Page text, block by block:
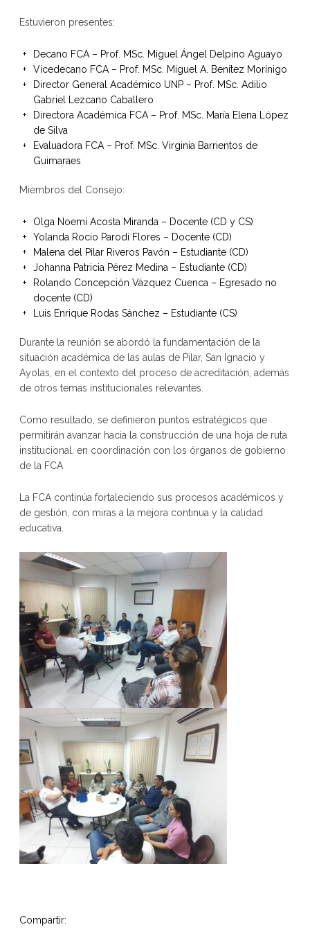
Estuvieron presentes:
Decano FCA – Prof. MSc. Miguel Ángel Delpino Aguayo
Vicedecano FCA – Prof. MSc. Miguel A. Benítez Morínigo
Director General Académico UNP – Prof. MSc. Adilio
Gabriel Lezcano Caballero
Directora Académica FCA – Prof. MSc. María Elena López
de Silva
Evaluadora FCA – Prof. MSc. Virginia Barrientos de
Guimaraes
Miembros del Consejo:
Olga Noemí Acosta Miranda – Docente (CD y CS)
Yolanda Rocío Parodi Flores – Docente (CD)
Malena del Pilar Riveros Pavón – Estudiante (CD)
Johanna Patricia Pérez Medina – Estudiante (CD)
Rolando Concepción Vázquez Cuenca – Egresado no
docente (CD)
Luis Enrique Rodas Sánchez – Estudiante (CS)
Durante la reunión se abordó la fundamentación de la
situación académica de las aulas de Pilar, San Ignacio y
Ayolas, en el contexto del proceso de acreditación, además
de otros temas institucionales relevantes.
Como resultado, se definieron puntos estratégicos que
permitirán avanzar hacia la construcción de una hoja de ruta
institucional, en coordinación con los órganos de gobierno
de la FCA
La FCA continúa fortaleciendo sus procesos académicos y
de gestión, con miras a la mejora continua y la calidad
educativa.
Compartir: